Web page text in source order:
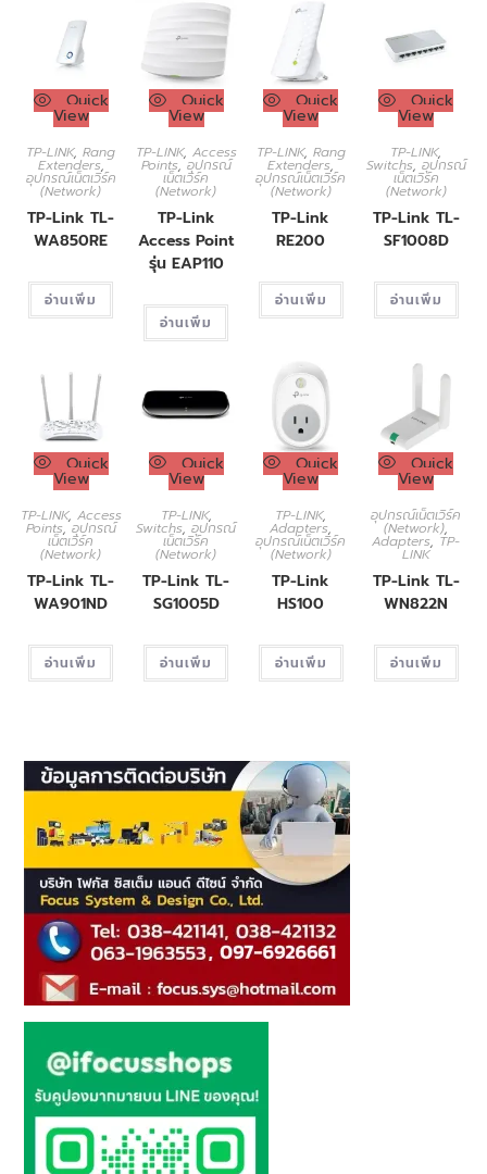
Quick
View
TP-LINK,Rang
Extenders,
อุปกรณ์เน็ตเวิร์ค
(Network)
TP-Link TL-
WA850RE
อ่านเพิ่ม
Quick
View
TP-LINK, Access
Points, อุปกรณ์
เน็ตเวิร์ค
(Network)
TP-Link
Access Point
รุ่น EAP110
อ่านเพิ่ม
Quick
View
TP-LINK, Rang
Extenders,
อุปกรณ์เน็ตเวิร์ค
(Network)
TP-Link
RE200
อ่านเพิ่ม
Quick
View
TP-LINK,
Switchs, อุปกรณ์
เน็ตเวิร์ค
(Network)
TP-Link TL-
SF1008D
อ่านเพิ่ม
Quick
View
TP-LINK, Access
Points,อุปกรณ์
เน็ตเวิร์ค
(Network)
TP-Link TL-
WA901ND
อ่านเพิ่ม
Quick
View
TP-LINK,
Switchs,อุปกรณ์
เน็ตเวิร์ค
(Network)
TP-Link TL-
SG1005D
อ่านเพิ่ม
Quick
View
TP-LINK,
Adapters,
อุปกรณ์เน็ตเวิร์ค
(Network)
TP-Link
HS100
อ่านเพิ่ม
Quick
View
อุปกรณ์เน็ตเวิร์ค
(Network),
Adapters, TP-
LINK
TP-Link TL-
WN822N
อ่านเพิ่ม